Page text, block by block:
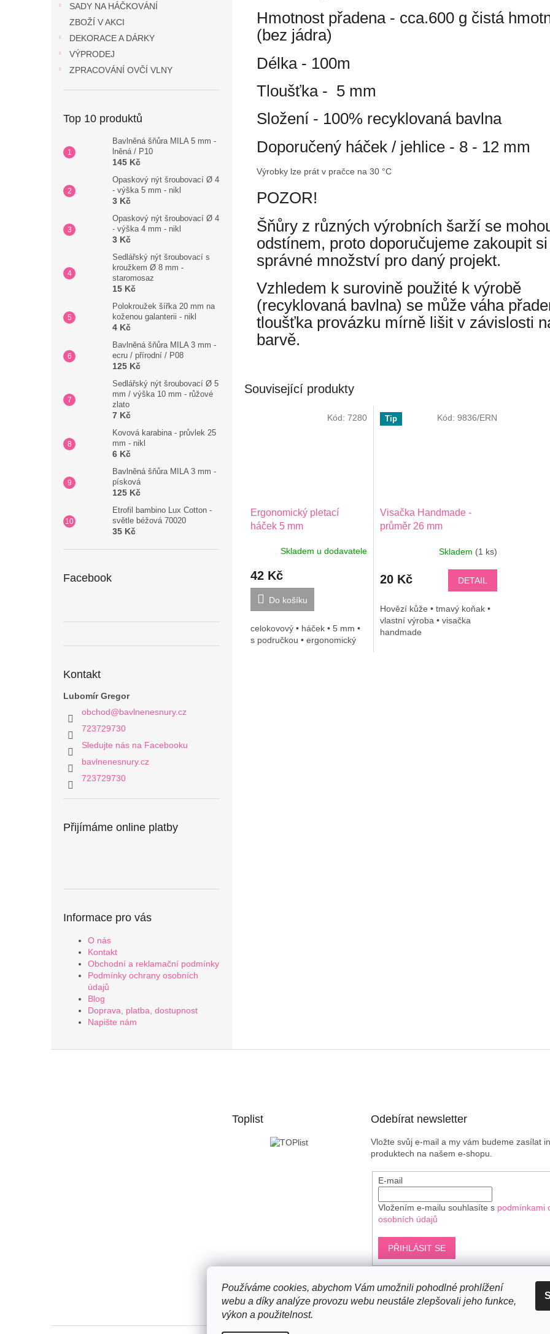
Používáme cookies, abychom Vám umožnili pohodlné prohlížení
webu a díky analýze provozu webu neustále zlepšovali jeho funkce,
výkon a použitelnost.
SADY NA HÁČKOVÁNÍ
ZBOŽÍ V AKCI
DEKORACE A DÁRKY
VÝPRODEJ
ZPRACOVÁNÍ OVČÍ VLNY
Top 10 produktů
Bavlněná šňůra MILA 5 mm -
lněná / P10
145 Kč
Opaskový nýt šroubovací Ø 4
- výška 5 mm - nikl
3 Kč
Opaskový nýt šroubovací Ø 4
- výška 4 mm - nikl
3 Kč
Sedlářský nýt šroubovací s
kroužkem Ø 8 mm -
staromosaz
15 Kč
Polokroužek šířka 20 mm na
koženou galanterii - nikl
4 Kč
Bavlněná šňůra MILA 3 mm -
ecru / přírodní / P08
125 Kč
Sedlářský nýt šroubovací Ø 5
mm / výška 10 mm - růžové
zlato
7 Kč
Kovová karabina - průvlek 25
mm - nikl
6 Kč
Bavlněná šňůra MILA 3 mm -
písková
125 Kč
Etrofil bambino Lux Cotton -
světle béžová 70020
35 Kč
Facebook
Kontakt
Lubomír Gregor
obchod@bavlnenesnury.cz
723729730
Sledujte nás na Facebooku
bavlnenesnury.cz
723729730
Přijímáme online platby
Informace pro vás
O nás
Kontakt
Obchodní a reklamační podmínky
Podmínky ochrany osobních
údajů
Blog
Doprava, platba, dostupnost
Napište nám
Hmotnost přadena - cca.600 g čistá
(bez jádra)
Délka - 100m
Tloušťka - 5 mm
Složení - 100% recyklovaná bavlna
Doporučený háček / jehlice - 8 - 12 mm
Výrobky lze prát v pračce na 30 °C
POZOR!
Šňůry z různých výrobních šarží se
odstínem, proto doporučujeme zakoupit si
správné množství pro daný projekt.
Vzhledem k surovině použité k výrobě
(recyklovaná bavlna) se může váha
tloušťka provázku mírně lišit v závislosti
barvě.
Související produkty
Ergonomický pletací
háček 5 mm
Skladem u dodavatele
42 Kč
Do košíku
celokovový • háček • 5 mm •
s područkou • ergonomický
Kód: 7280 Tip
Visačka Handmade -
průměr 26 mm
Skladem (1 ks)
20 Kč DETAIL
Hovězí kůže • tmavý koňak •
vlastní výroba • visačka
handmade
Kód: 9836/ERN
Toplist Odebírat newsletter
Vložte svůj e-mail a my vám budeme zasílat
produktech na našem e-shopu.
E-mail
Vložením e-mailu souhlasíte s podmínkami
osobních údajů
PŘIHLÁSIT SE
Shoptet.cz